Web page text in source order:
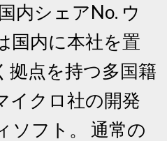
内シェアNo. ウ
国内に本社を置
拠点を持つ多国籍
イクロ社の開発
ソフト。 通常の